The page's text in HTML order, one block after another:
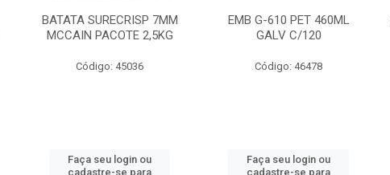
BATATA SURECRISP 7MM
MCCAIN PACOTE 2,5KG
Código: 45036
Faça seu login ou
cadastre-se para
EMB G-610 PET 460ML
GALV C/120
Código: 46478
Faça seu login ou
cadastre-se para